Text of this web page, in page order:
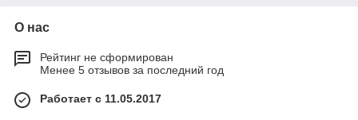
О нас
Рейтинг не сформирован
Менее 5 отзывов за последний год
Работает с 11.05.2017